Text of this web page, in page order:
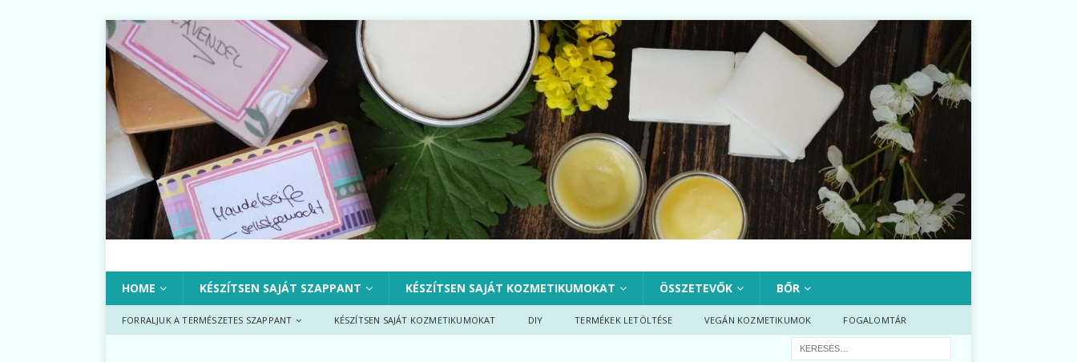
HOME KÉSZÍTSEN SAJÁT SZAPPANT KÉSZÍTSEN SAJÁT KOZMETIKUMOKAT ÖSSZETEVŐK BŐR
FORRALJUK A TERMÉSZETES SZAPPANT KÉSZÍTSEN SAJÁT KOZMETIKUMOKAT DIY TERMÉKEK LETÖLTÉSE VEGÁN KOZMETIKUMOK FOGALOMTÁR